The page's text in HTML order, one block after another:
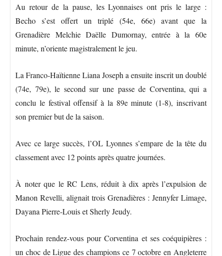
Au retour de la pause, les Lyonnaises ont pris le large :
Becho s’est offert un triplé (54e, 66e) avant que la
Grenadière Melchie Daëlle Dumornay, entrée à la 60e
minute, n’oriente magistralement le jeu.
La Franco-Haïtienne Liana Joseph a ensuite inscrit un doublé
(74e, 79e), le second sur une passe de Corventina, qui a
conclu le festival offensif à la 89e minute (1-8), inscrivant
son premier but de la saison.
Avec ce large succès, l’OL Lyonnes s’empare de la tête du
classement avec 12 points après quatre journées.
À noter que le RC Lens, réduit à dix après l’expulsion de
Manon Revelli, alignait trois Grenadières : Jennyfer Limage,
Dayana Pierre-Louis et Sherly Jeudy.
Prochain rendez-vous pour Corventina et ses coéquipières :
un choc de Ligue des champions ce 7 octobre en Angleterre